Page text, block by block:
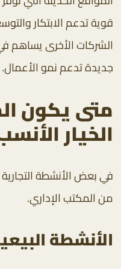
قوية تدعم الابتكار
الشركات الأخرى يساهم
جديدة تدعم نمو الأعمال.
متى يكون
الخيار
في بعض الأنشطة
من المكتب الإداري.
الأنشطة